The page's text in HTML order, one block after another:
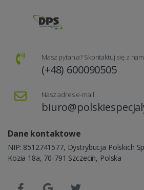
Masz pytania? Skontaktuj się z
(+48) 600090505
Nasz adres e-mail
Dane kontaktowe
NIP: 8512741577, Dystrybucja Polskich
Kozia 18a, 70-791 Szczecin, Polska